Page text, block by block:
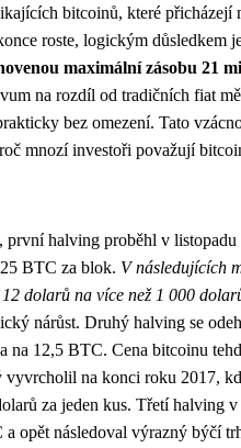
bitcoinů, které přicházejí
roste, logickým důsledkem
maximální zásobu 21
na rozdíl od tradičních fiat
bez omezení. Tato
mnozí investoři považují
první halving proběhl v listopadu
BTC za blok. V následujících
dolarů na více než 1 000
nárůst. Druhý halving se
na 12,5 BTC. Cena bitcoinu
vyvrcholil na konci roku 2017,
za jeden kus. Třetí halving
opět následoval výrazný býčí